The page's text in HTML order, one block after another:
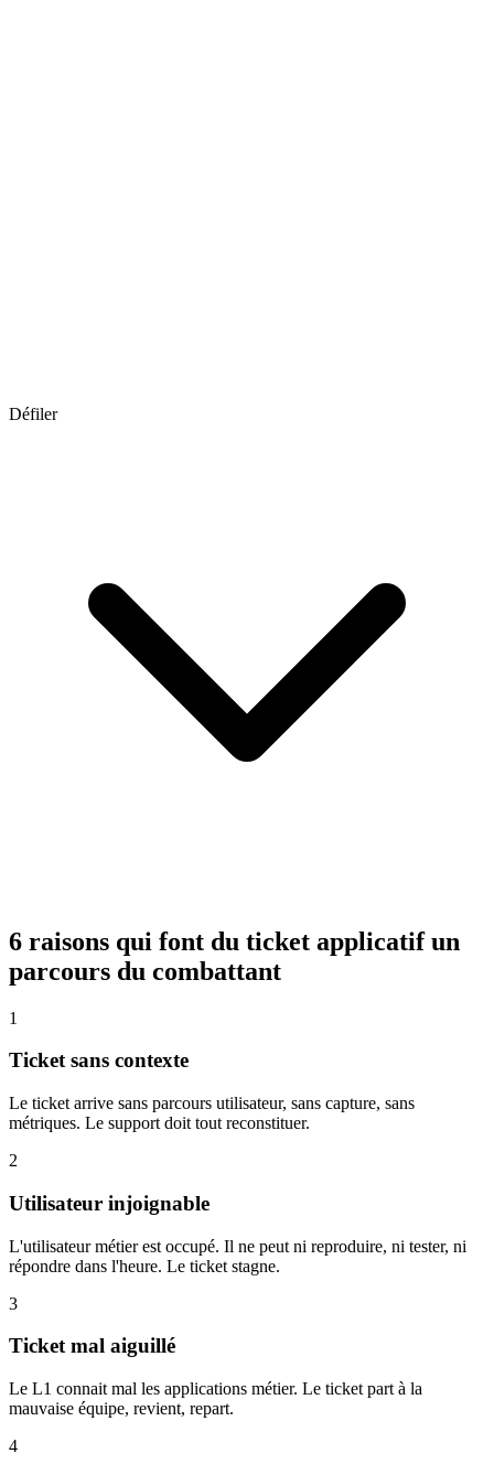
Défiler
6 raisons qui font du ticket applicatif un
parcours du combattant
1
Ticket sans contexte
Le ticket arrive sans parcours utilisateur, sans capture, sans
métriques. Le support doit tout reconstituer.
2
Utilisateur injoignable
L'utilisateur métier est occupé. Il ne peut ni reproduire, ni tester, ni
répondre dans l'heure. Le ticket stagne.
3
Ticket mal aiguillé
Le L1 connait mal les applications métier. Le ticket part à la
mauvaise équipe, revient, repart.
4